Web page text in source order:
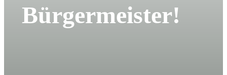
Bürgermeister!